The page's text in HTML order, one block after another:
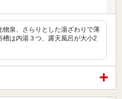
泉、さらりとした湯ざわりで薄
槽は内湯３つ、露天風呂が大小2